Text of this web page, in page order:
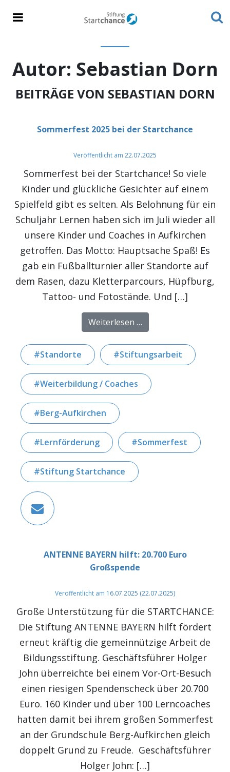
Autor: Sebastian Dorn
BEITRÄGE VON SEBASTIAN DORN
Sommerfest 2025 bei der Startchance
Veröffentlicht am 22.07.2025
Sommerfest bei der Startchance! So viele
Kinder und glückliche Gesichter auf einem
Spielfeld gibt es selten. Als Belohnung für ein
Schuljahr Lernen haben sich im Juli wieder all
unsere Kinder und Coaches in Aufkirchen
getroffen. Das Motto: Hauptsache Spaß! Es
gab ein Fußballturnier aller Standorte auf
dem Rasen, dazu Kletterparcours, Hüpfburg,
Tattoo- und Fotostände. Und […]
Weiterlesen …from Sommerfest
Standorte Stiftungsarbeit
Weiterbildung / Coaches
Berg-Aufkirchen
Lernförderung Sommerfest
Stiftung Startchance
ANTENNE BAYERN hilft: 20.700 Euro
Großspende
Veröffentlicht am 16.07.2025 (22.07.2025)
Große Unterstützung für die STARTCHANCE:
Die Stiftung ANTENNE BAYERN hilft fördert
erneut kräftig die gemeinnützige Arbeit de
Bildungsstiftung. Geschäftsführer Holger
John überreichte bei einem Vor-Ort-Besuch
einen riesigen Spendenscheck über 20.700
Euro. 160 Kinder und über 100 Lerncoaches
hatten damit bei ihrem großen Sommerfest
an der Grundschule Berg-Aufkirchen gleich
doppelt Grund zu Freude. Geschäftsführer
Holger John: […]